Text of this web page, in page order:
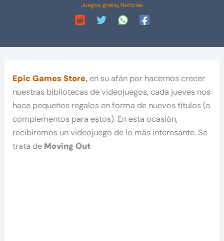
Juegos gratis, Noticias
Epic Games Store, en su afán por hacernos crecer
nuestras bibliotecas de videojuegos, cada jueves nos
hace pequeños regalos en forma de nuevos títulos (o
complementos para estos). En esta ocasión,
recibiremos un videojuego de lo más interesante. Se
trata de Moving Out